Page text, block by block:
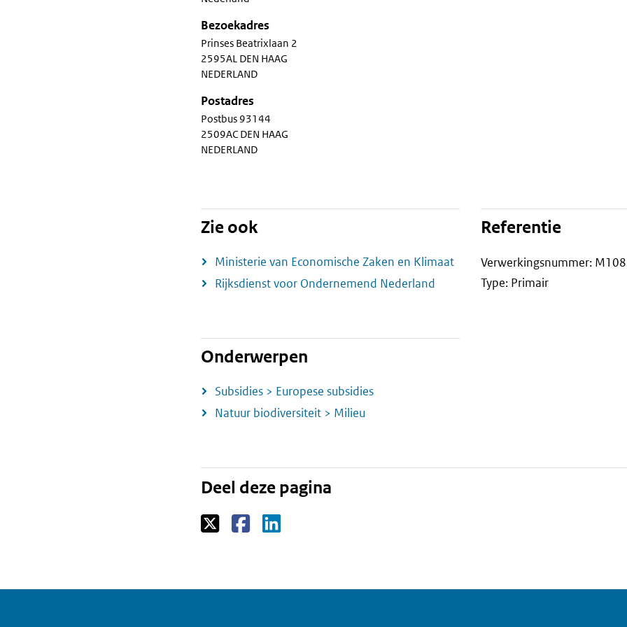
Bezoekadres
Prinses Beatrixlaan 2
2595AL DEN HAAG
NEDERLAND
Postadres
Postbus 93144
2509AC DEN HAAG
NEDERLAND
Zie ook
Ministerie van Economische Zaken en Klimaat
Rijksdienst voor Ondernemend Nederland
Referentie
Verwerkingsnummer:
Type: Primair
Onderwerpen
Subsidies > Europese subsidies
Natuur biodiversiteit > Milieu
Deel deze pagina